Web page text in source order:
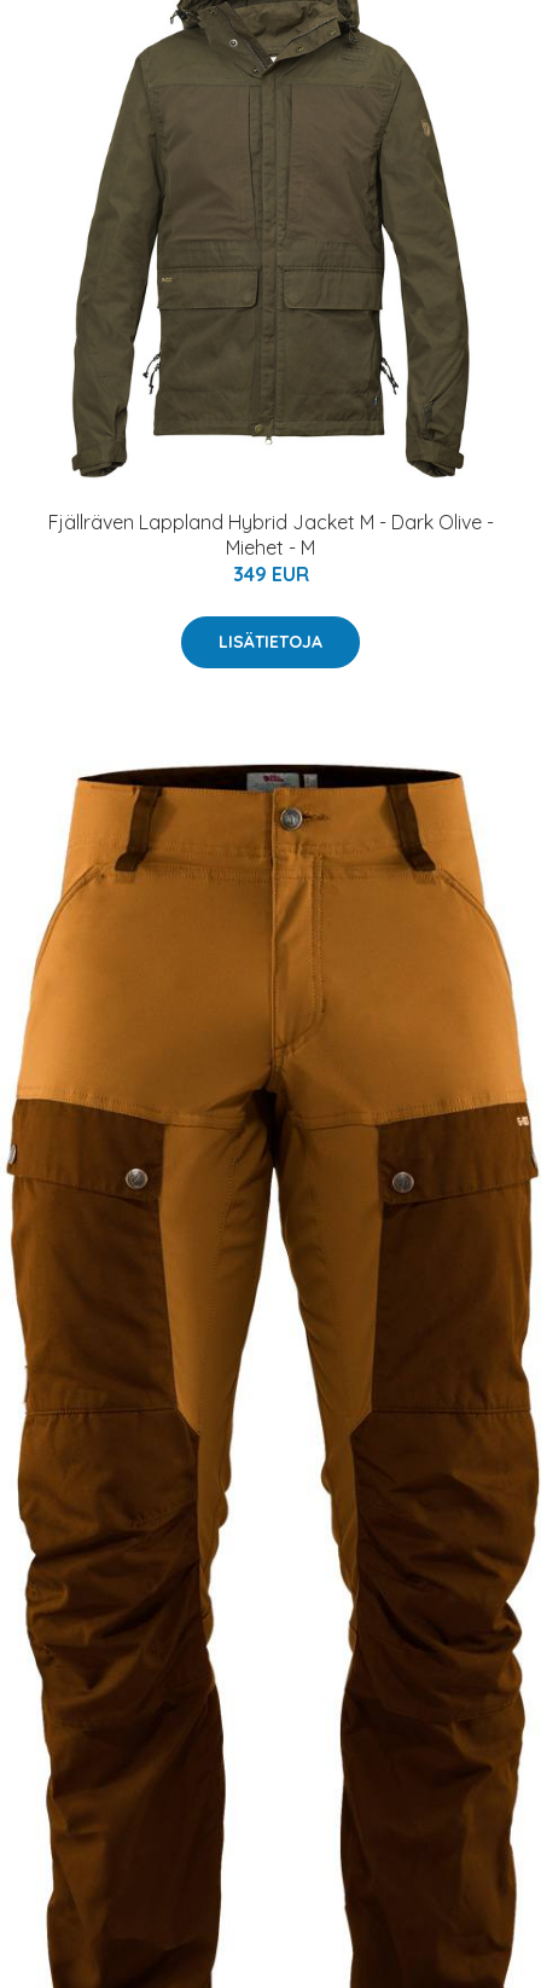
Fjällräven Lappland Hybrid Jacket M - Dark Olive -
Miehet - M
349 EUR
LISÄTIETOJA